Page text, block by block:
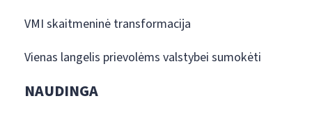
VMI skaitmeninė transformacija
Vienas langelis prievolėms valstybei sumokėti
NAUDINGA